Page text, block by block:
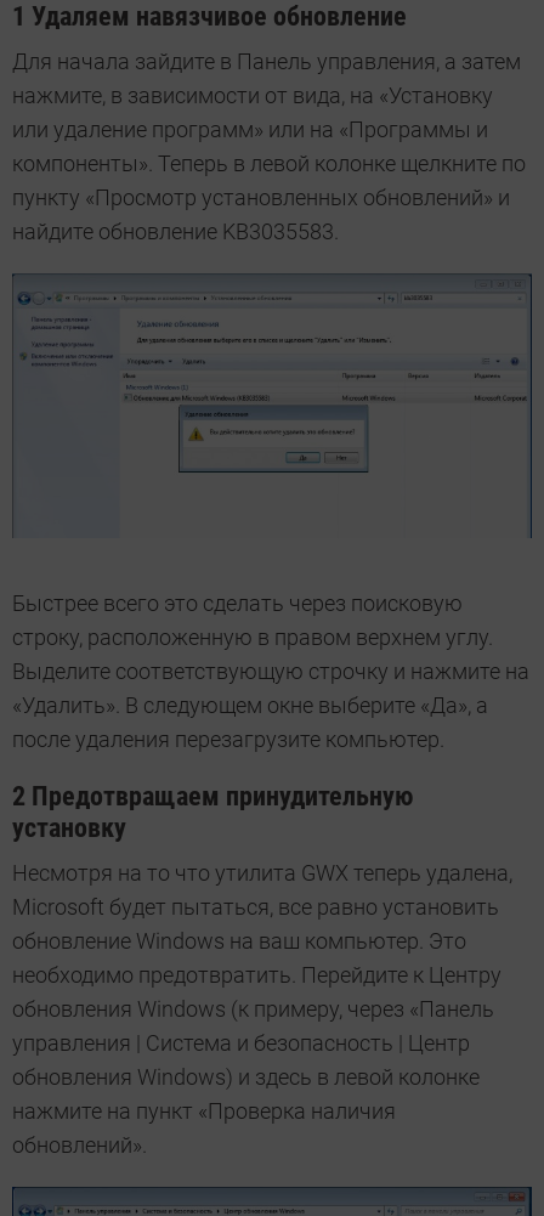
1 Удаляем навязчивое обновление
Для начала зайдите в Панель управления, а затем
нажмите, в зависимости от вида, на «Установку
или удаление программ» или на «Программы и
компоненты». Теперь в левой колонке щелкните по
пункту «Просмотр установленных обновлений» и
найдите обновление KB3035583.
Быстрее всего это сделать через поисковую
строку, расположенную в правом верхнем углу.
Выделите соответствующую строчку и нажмите на
«Удалить». В следующем окне выберите «Да», а
после удаления перезагрузите компьютер.
2 Предотвращаем принудительную
установку
Несмотря на то что утилита GWX теперь удалена,
Microsoft будет пытаться, все равно установить
обновление Windows на ваш компьютер. Это
необходимо предотвратить. Перейдите к Центру
обновления Windows (к примеру, через «Панель
управления | Система и безопасность | Центр
обновления Windows) и здесь в левой колонке
нажмите на пункт «Проверка наличия
обновлений».